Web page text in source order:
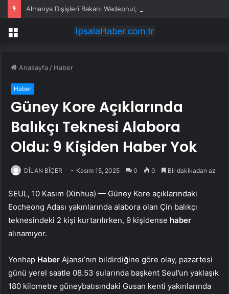
Menü
Anasayfa / Haber
Haber
Güney Kore Açıklarında
Balıkçı Teknesi Alabora
Oldu: 9 Kişiden Haber Yok
DİLAN BİÇER Kasım 15, 2025 0 0 Bir dakikadan az
SEUL, 10 Kasım (Xinhua) — Güney Kore açıklarındaki
Eocheong Adası yakınlarında alabora olan Çin balıkçı
teknesindeki 2 kişi kurtarılırken, 9 kişidense haber
alınamıyor.
Yonhap Haber Ajansı’nın bildirdiğine göre olay, pazartesi
günü yerel saatle 08.53 sularında başkent Seul’un yaklaşık
180 kilometre güneybatısındaki Gusan kenti yakınlarında